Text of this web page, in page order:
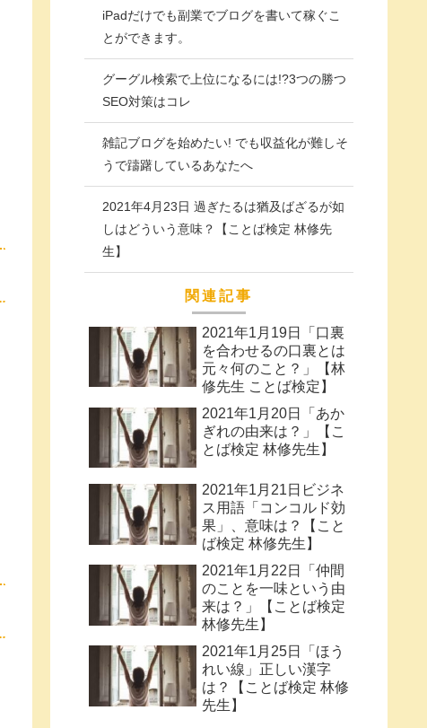
iPadだけでも副業でブログを書いて稼ぐこ
とができます。
グーグル検索で上位になるには!?3つの勝つ
SEO対策はコレ
雑記ブログを始めたい! でも収益化が難しそ
うで躊躇しているあなたへ
2021年4月23日 過ぎたるは猶及ばざるが如
しはどういう意味？【ことば検定 林修先
生】
関連記事
2021年1月19日「口裏
を合わせるの口裏とは
元々何のこと？」【林
修先生 ことば検定】
2021年1月20日「あか
ぎれの由来は？」【こ
とば検定 林修先生】
2021年1月21日ビジネ
ス用語「コンコルド効
果」、意味は？【こと
ば検定 林修先生】
2021年1月22日「仲間
のことを一味という由
来は？」【ことば検定
林修先生】
2021年1月25日「ほう
れい線」正しい漢字
は？【ことば検定 林修
先生】